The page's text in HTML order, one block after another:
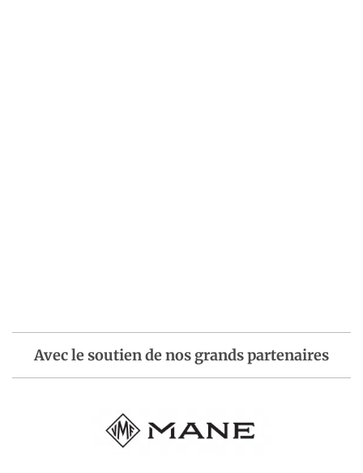
Avec le soutien de nos grands partenaires